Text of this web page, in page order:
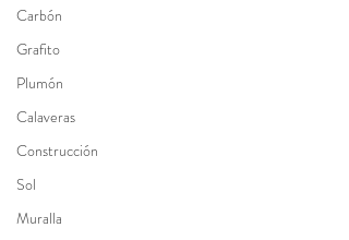
Carbón
Grafito
Plumón
Calaveras
Construcción
Sol
Muralla